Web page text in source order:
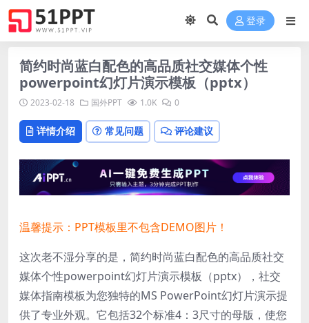
登录
简约时尚蓝白配色的高品质社交媒体个性
powerpoint幻灯片演示模板（pptx）
2023-02-18 国外PPT 1.0K 0
详情介绍 常见问题 评论建议
温馨提示：PPT模板里不包含DEMO图片！
这次老不湿分享的是，简约时尚蓝白配色的高品质社交
媒体个性powerpoint幻灯片演示模板（pptx）， 社交
媒体指南模板为您独特的MS PowerPoint幻灯片演示提
供了专业外观。它包括32个标准4：3尺寸的母版，使您